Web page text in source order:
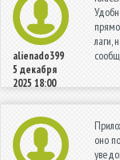
alienado399
5 декабря
2025 18:00
лаги,
оно